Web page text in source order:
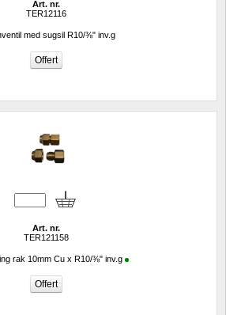
Art. nr.
TER12116
med sugsil R10/⅜" inv.g
Art. nr.
TER121158
rak 10mm Cu x R10/⅜" inv.g